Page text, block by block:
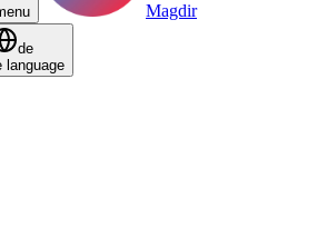
Magdir
de
language